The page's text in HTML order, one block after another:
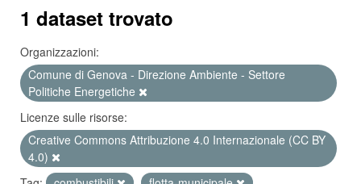
1 dataset trovato
Organizzazioni:
Comune di Genova - Direzione Ambiente - Settore
Politiche Energetiche
Licenze sulle risorse:
Creative Commons Attribuzione 4.0 Internazionale (CC BY
4.0)